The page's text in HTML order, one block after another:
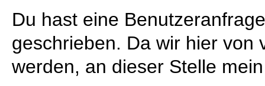
Du hast eine
geschrieben. Da wir hier von
werden, an dieser Stelle